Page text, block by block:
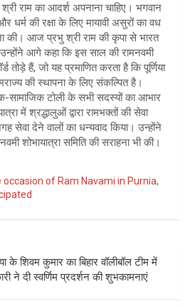
राम का आदर्श अपनाना चाहिए। भगवान
धर्म की रक्षा के लिए मायावी असुरों का वध
की। आज प्रभु श्री राम की कृपा से भारत
आगे कहा कि इस साल की रामनवमी
तोड़े हैं, जो यह प्रमाणित करता है कि पूर्णिया
की स्थापना के लिए संकल्पित है।
सामाजिक टोली के सभी सदस्यों का आभार
में श्रद्धालुओं द्वारा रामभक्तों की सेवा
देने वालों का धन्यवाद किया। उन्होंने
शोभायात्रा समिति की सराहना भी की।
of Ram Navami in Purnia,
के शिवम कुमार का बिहार वॉलीबॉल टीम में
ने दी स्वर्णिम प्रदर्शन की शुभकामनाएं